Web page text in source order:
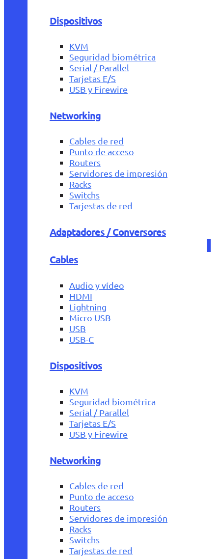
Dispositivos
KVM
Seguridad biométrica
Serial / Parallel
Tarjetas E/S
USB y Firewire
Networking
Cables de red
Punto de acceso
Routers
Servidores de impresión
Racks
Switchs
Tarjestas de red
Adaptadores / Conversores
Cables
Audio y vídeo
HDMI
Lightning
Micro USB
USB
USB-C
Dispositivos
KVM
Seguridad biométrica
Serial / Parallel
Tarjetas E/S
USB y Firewire
Networking
Cables de red
Punto de acceso
Routers
Servidores de impresión
Racks
Switchs
Tarjestas de red